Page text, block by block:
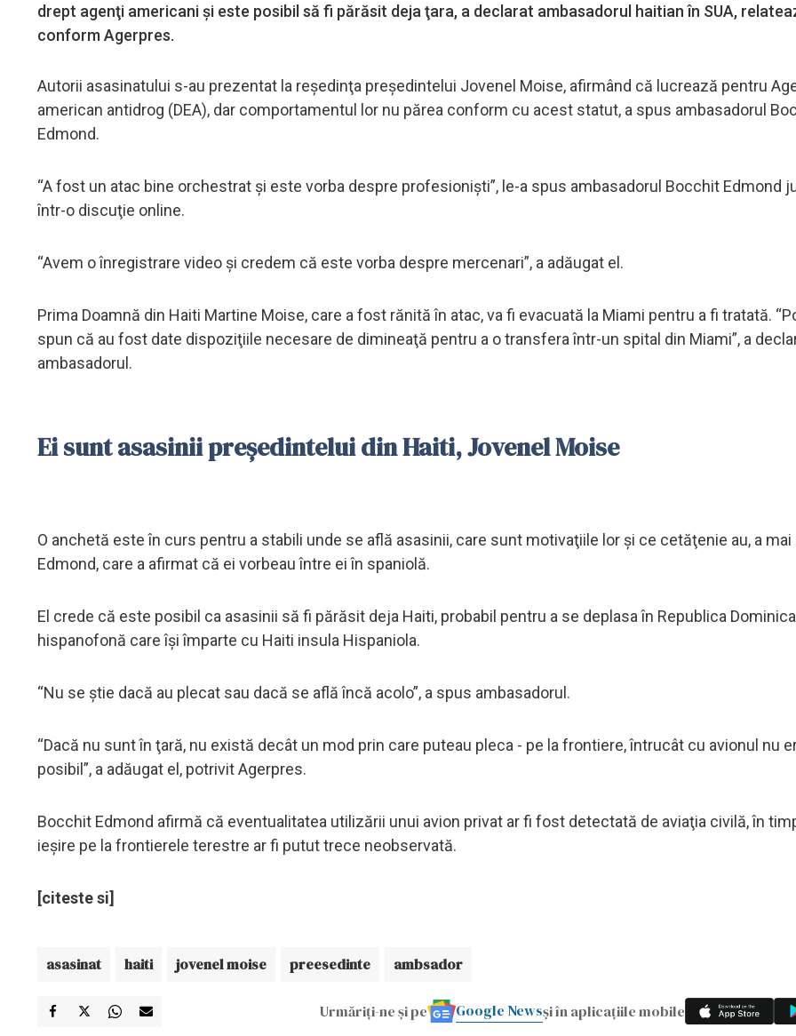
drept agenţi americani şi este posibil să fi părăsit deja ţara, a declarat ambasadorul haitian în SUA,
conform Agerpres.
Autorii asasinatului s-au prezentat la reşedinţa preşedintelui Jovenel Moise, afirmând că lucrează pentru
american antidrog (DEA), dar comportamentul lor nu părea conform cu acest statut, a spus ambasadorul
Edmond.
“A fost un atac bine orchestrat şi este vorba despre profesionişti”, le-a spus ambasadorul Bocchit Edmond
într-o discuţie online.
“Avem o înregistrare video şi credem că este vorba despre mercenari”, a adăugat el.
Prima Doamnă din Haiti Martine Moise, care a fost rănită în atac, va fi evacuată la Miami pentru a fi tratată.
spun că au fost date dispoziţiile necesare de dimineaţă pentru a o transfera într-un spital din Miami”, a
ambasadorul.
Ei sunt asasinii președintelui din Haiti, Jovenel Moise
O anchetă este în curs pentru a stabili unde se află asasinii, care sunt motivaţiile lor şi ce cetăţenie au, a mai
Edmond, care a afirmat că ei vorbeau între ei în spaniolă.
El crede că este posibil ca asasinii să fi părăsit deja Haiti, probabil pentru a se deplasa în Republica
hispanofonă care îşi împarte cu Haiti insula Hispaniola.
“Nu se ştie dacă au plecat sau dacă se află încă acolo”, a spus ambasadorul.
“Dacă nu sunt în ţară, nu există decât un mod prin care puteau pleca - pe la frontiere, întrucât cu avionul nu
posibil”, a adăugat el, potrivit Agerpres.
Bocchit Edmond afirmă că eventualitatea utilizării unui avion privat ar fi fost detectată de aviaţia civilă, în
ieşire pe la frontierele terestre ar fi putut trece neobservată.
[citeste si]
asasinat haiti jovenel moise preesedinte ambsador
Urmăriți-ne și pe Google Newsși în aplicațiile mobile